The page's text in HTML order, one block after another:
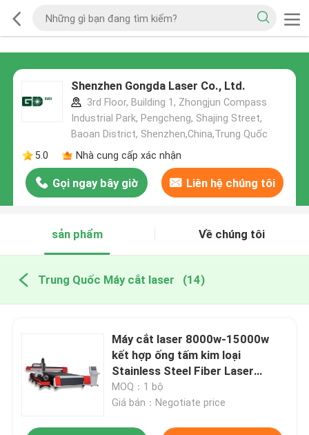
Shenzhen Gongda Laser Co., Ltd.
3rd Floor, Building 1, Zhongjun Compass
Industrial Park, Pengcheng, Shajing Street,
Baoan District, Shenzhen,China,Trung Quốc
5.0
Nhà cung cấp xác nhận
Gọi ngay bây giờ Liên hệ chúng tôi
sản phẩm Về chúng tôi
Trung Quốc Máy cắt laser (14)
Máy cắt laser 8000w-15000w
kết hợp ống tấm kim loại
Stainless Steel Fiber Laser
Cutting Machines Precision
Cutting Tool
MOQ：1 bộ
Giá bán：Negotiate price